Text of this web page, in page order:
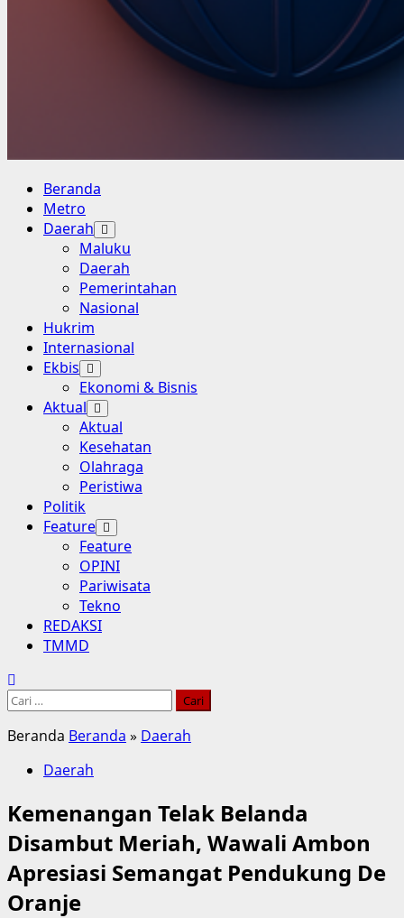
Primary
Menu
Beranda
Metro
Daerah
Maluku
Daerah
Pemerintahan
Nasional
Hukrim
Internasional
Ekbis
Ekonomi & Bisnis
Aktual
Aktual
Kesehatan
Olahraga
Peristiwa
Politik
Feature
Feature
OPINI
Pariwisata
Tekno
REDAKSI
TMMD
Cari
Beranda Beranda » Daerah
Daerah
Kemenangan Telak Belanda
Disambut Meriah, Wawali Ambon
Apresiasi Semangat Pendukung De
Oranje